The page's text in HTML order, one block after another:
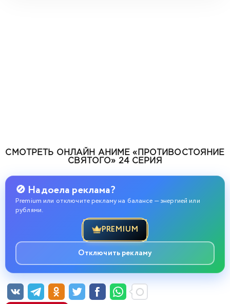
СМОТРЕТЬ ОНЛАЙН АНИМЕ «ПРОТИВОСТОЯНИЕ
СВЯТОГО» 24 СЕРИЯ
🚫 Надоела реклама?
Premium или отключите рекламу на балансе — энергией или
рублями.
PREMIUM
Отключить рекламу